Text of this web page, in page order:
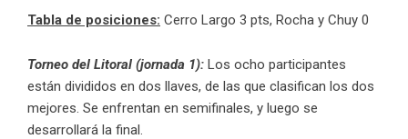
Tabla de posiciones: Cerro Largo 3 pts, Rocha y Chuy 0
Torneo del Litoral (jornada 1): Los ocho participantes
están divididos en dos llaves, de las que clasifican los dos
mejores. Se enfrentan en semifinales, y luego se
desarrollará la final.